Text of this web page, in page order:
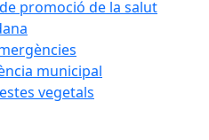
promoció de la salut
municipal
vegetals